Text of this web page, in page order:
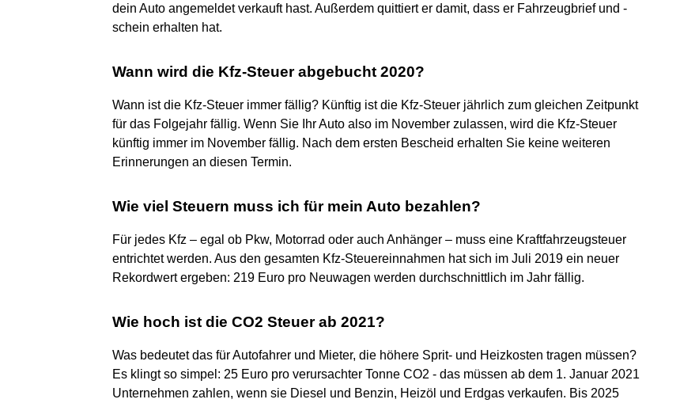
dein Auto angemeldet verkauft hast. Außerdem quittiert er damit, dass er Fahrzeugbrief und -
schein erhalten hat.
Wann wird die Kfz-Steuer abgebucht 2020?
Wann ist die Kfz-Steuer immer fällig? Künftig ist die Kfz-Steuer jährlich zum gleichen Zeitpunkt
für das Folgejahr fällig. Wenn Sie Ihr Auto also im November zulassen, wird die Kfz-Steuer
künftig immer im November fällig. Nach dem ersten Bescheid erhalten Sie keine weiteren
Erinnerungen an diesen Termin.
Wie viel Steuern muss ich für mein Auto bezahlen?
Für jedes Kfz – egal ob Pkw, Motorrad oder auch Anhänger – muss eine Kraftfahrzeugsteuer
entrichtet werden. Aus den gesamten Kfz-Steuereinnahmen hat sich im Juli 2019 ein neuer
Rekordwert ergeben: 219 Euro pro Neuwagen werden durchschnittlich im Jahr fällig.
Wie hoch ist die CO2 Steuer ab 2021?
Was bedeutet das für Autofahrer und Mieter, die höhere Sprit- und Heizkosten tragen müssen?
Es klingt so simpel: 25 Euro pro verursachter Tonne CO2 - das müssen ab dem 1. Januar 2021
Unternehmen zahlen, wenn sie Diesel und Benzin, Heizöl und Erdgas verkaufen. Bis 2025